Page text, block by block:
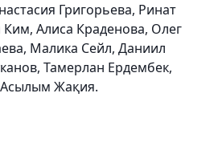
Григорьева, Ринат
Алиса Краденова, Олег
Малика Сейл, Даниил
Тамерлан Ердембек,
Жақия.